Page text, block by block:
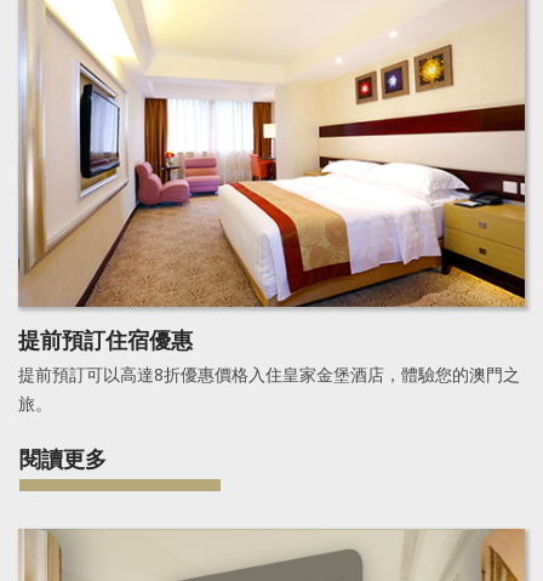
提前預訂住宿優惠
提前預訂可以高達8折優惠價格入住皇家金堡酒店，體驗您的澳門之
旅。
閱讀更多